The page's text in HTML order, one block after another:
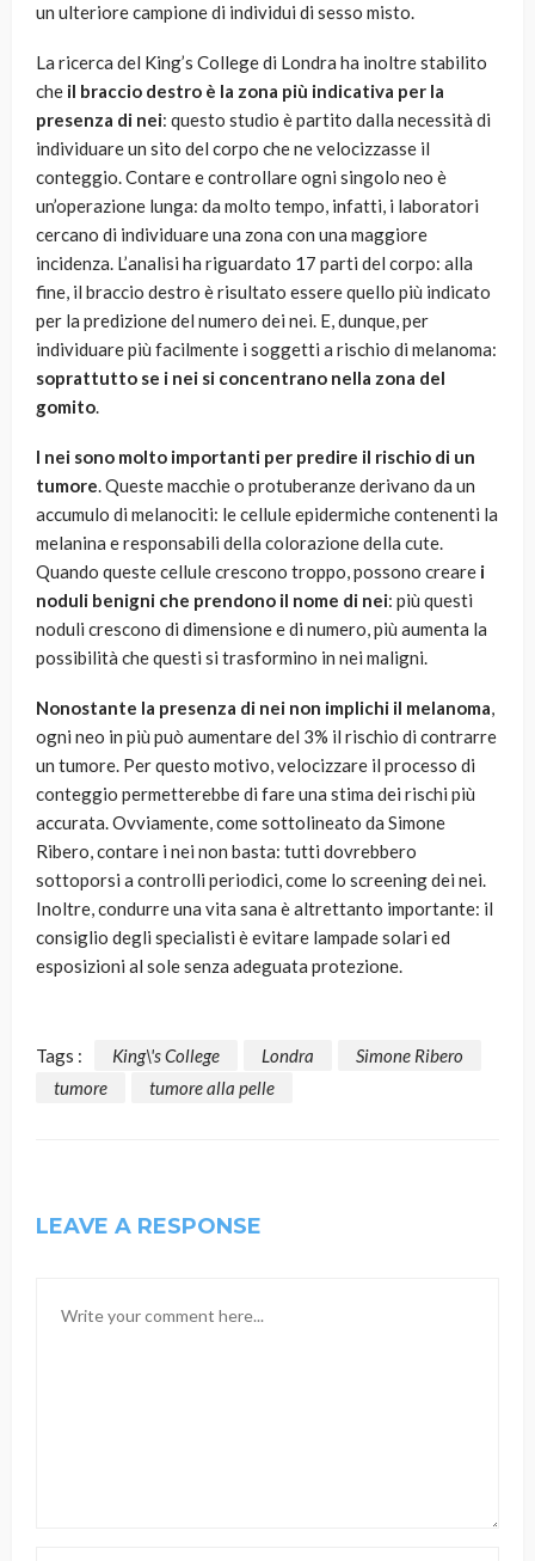
un ulteriore campione di individui di sesso misto.
La ricerca del King’s College di Londra ha inoltre stabilito
che il braccio destro è la zona più indicativa per la
presenza di nei: questo studio è partito dalla necessità di
individuare un sito del corpo che ne velocizzasse il
conteggio. Contare e controllare ogni singolo neo è
un’operazione lunga: da molto tempo, infatti, i laboratori
cercano di individuare una zona con una maggiore
incidenza. L’analisi ha riguardato 17 parti del corpo: alla
fine, il braccio destro è risultato essere quello più indicato
per la predizione del numero dei nei. E, dunque, per
individuare più facilmente i soggetti a rischio di melanoma:
soprattutto se i nei si concentrano nella zona del
gomito.
I nei sono molto importanti per predire il rischio di un
tumore. Queste macchie o protuberanze derivano da un
accumulo di melanociti: le cellule epidermiche contenenti la
melanina e responsabili della colorazione della cute.
Quando queste cellule crescono troppo, possono creare i
noduli benigni che prendono il nome di nei: più questi
noduli crescono di dimensione e di numero, più aumenta la
possibilità che questi si trasformino in nei maligni.
Nonostante la presenza di nei non implichi il melanoma,
ogni neo in più può aumentare del 3% il rischio di contrarre
un tumore. Per questo motivo, velocizzare il processo di
conteggio permetterebbe di fare una stima dei rischi più
accurata. Ovviamente, come sottolineato da Simone
Ribero, contare i nei non basta: tutti dovrebbero
sottoporsi a controlli periodici, come lo screening dei nei.
Inoltre, condurre una vita sana è altrettanto importante: il
consiglio degli specialisti è evitare lampade solari ed
esposizioni al sole senza adeguata protezione.
Tags : King\'s College Londra
Simone Ribero
tumore
tumore alla pelle
LEAVE A RESPONSE